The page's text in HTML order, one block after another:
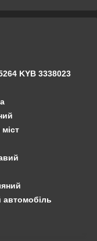
KYB 3338023
автомобіль